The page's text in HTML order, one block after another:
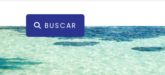
BUSCAR